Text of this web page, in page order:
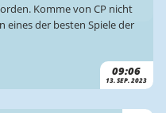
09:06
13. SEP. 2023
Komme von CP nicht
eines der besten Spiele der